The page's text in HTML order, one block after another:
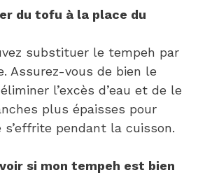
du tofu à la place du
substituer le tempeh par
Assurez-vous de bien le
l’excès d’eau et de le
plus épaisses pour
s’effrite pendant la cuisson.
si mon tempeh est bien